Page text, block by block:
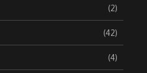
(2)
(42)
(4)